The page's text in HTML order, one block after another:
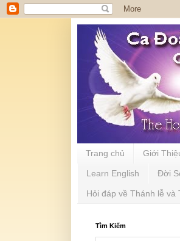
Trang chủ Giới
Learn English Đời
Hỏi đáp về Thánh lễ và
Tìm Kiếm